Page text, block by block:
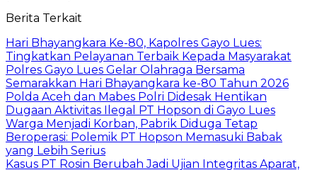
Berita Terkait
Hari Bhayangkara Ke-80, Kapolres Gayo Lues:
Tingkatkan Pelayanan Terbaik Kepada Masyarakat
Polres Gayo Lues Gelar Olahraga Bersama
Semarakkan Hari Bhayangkara ke-80 Tahun 2026
Polda Aceh dan Mabes Polri Didesak Hentikan
Dugaan Aktivitas Ilegal PT Hopson di Gayo Lues
Warga Menjadi Korban, Pabrik Diduga Tetap
Beroperasi: Polemik PT Hopson Memasuki Babak
yang Lebih Serius
Kasus PT Rosin Berubah Jadi Ujian Integritas Aparat,